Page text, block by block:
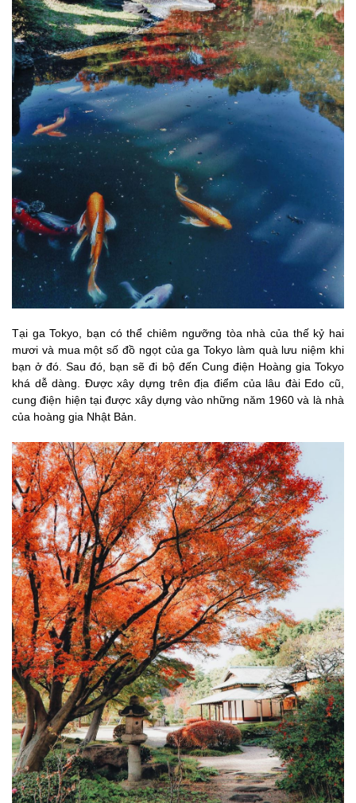
Tại ga Tokyo, bạn có thể chiêm ngưỡng tòa nhà của thế kỷ hai
mươi và mua một số đồ ngọt của ga Tokyo làm quà lưu niệm khi
bạn ở đó. Sau đó, bạn sẽ đi bộ đến Cung điện Hoàng gia Tokyo
khá dễ dàng. Được xây dựng trên địa điểm của lâu đài Edo cũ,
cung điện hiện tại được xây dựng vào những năm 1960 và là nhà
của hoàng gia Nhật Bản.